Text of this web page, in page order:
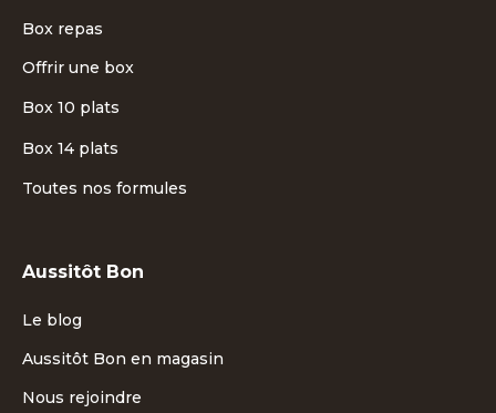
Box repas
Offrir une box
Box 10 plats
Box 14 plats
Toutes nos formules
Aussitôt Bon
Le blog
Aussitôt Bon en magasin
Nous rejoindre